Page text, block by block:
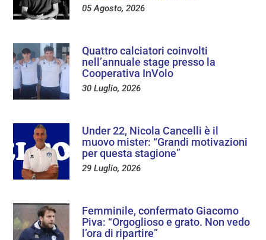
05 Agosto, 2026
Quattro calciatori coinvolti
nell’annuale stage presso la
Cooperativa InVolo
30 Luglio, 2026
Under 22, Nicola Cancelli è il
muovo mister: “Grandi motivazioni
per questa stagione”
29 Luglio, 2026
Femminile, confermato Giacomo
Piva: “Orgoglioso e grato. Non vedo
l’ora di ripartire”